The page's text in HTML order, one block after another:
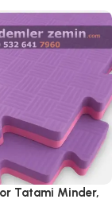
Tatami Minder,